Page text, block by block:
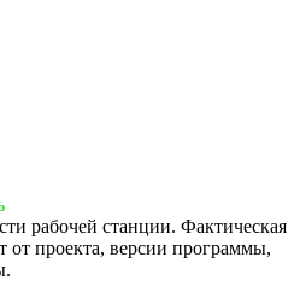
рабочей станции. Фактическая
от проекта, версии программы,